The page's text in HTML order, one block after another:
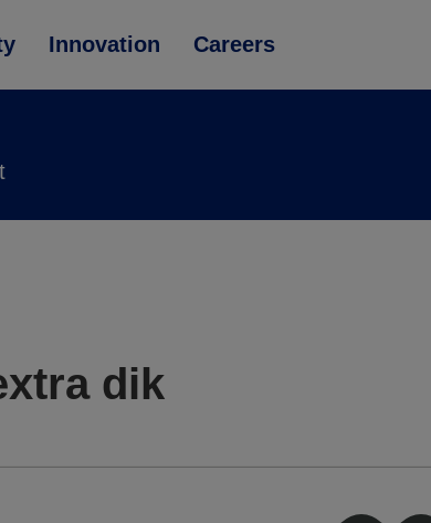
Innovation Careers
dik